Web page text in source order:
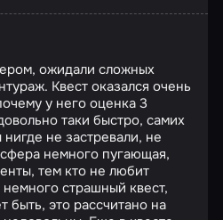
ожидали сложных
Квест оказался очень
у него оценка 3
таки быстро, самих
не застревали, не
немного пугающая,
тем кто не любит
страшный квест,
быть, это рассчитано на